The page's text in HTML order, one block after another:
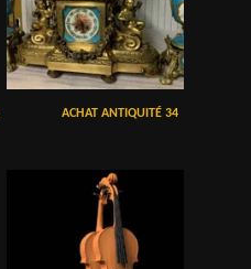
ACHAT ANTIQUITÉ 34